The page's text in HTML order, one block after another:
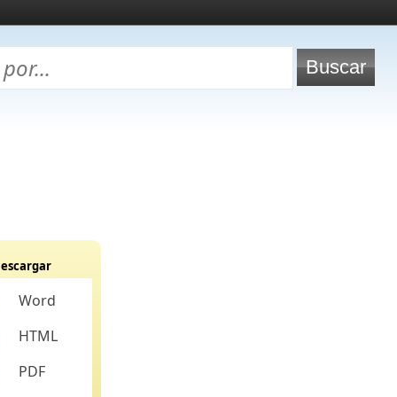
Word
HTML
PDF